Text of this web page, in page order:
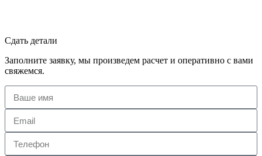
Сдать детали
Заполните заявку, мы произведем расчет и оперативно с вами
свяжемся.